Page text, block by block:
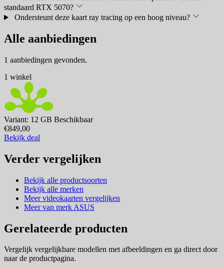
standaard RTX 5070?
Ondersteunt deze kaart ray tracing op een hoog niveau?
Alle aanbiedingen
1 aanbiedingen gevonden.
1 winkel
Variant: 12 GB Beschikbaar
€849,00
Bekijk deal
Verder vergelijken
Bekijk alle productsoorten
Bekijk alle merken
Meer videokaarten vergelijken
Meer van merk ASUS
Gerelateerde producten
Vergelijk vergelijkbare modellen met afbeeldingen en ga direct door
naar de productpagina.